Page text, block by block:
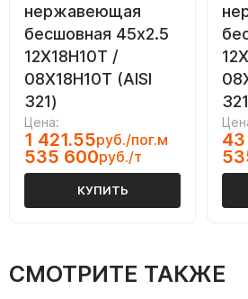
нержавеющая
бесшовная 45х2.5
12Х18Н10Т /
08Х18Н10Т (AISI
321)
Цена:
1 421.55руб./пог.м
535 600руб./т
КУПИТЬ
43
СМОТРИТЕ ТАКЖЕ